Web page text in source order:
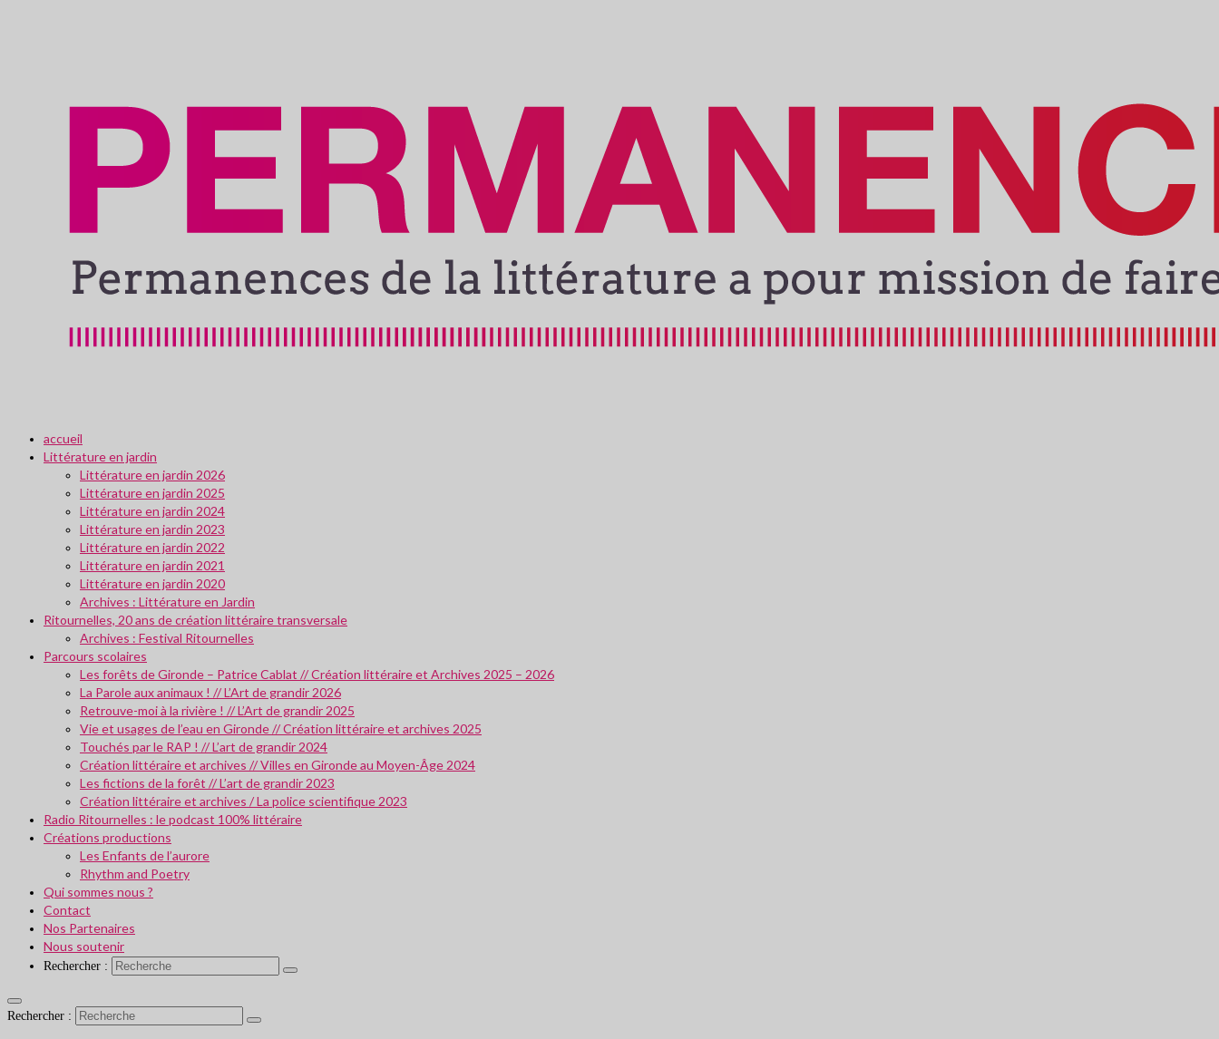
accueil
Littérature en jardin
Littérature en jardin 2026
Littérature en jardin 2025
Littérature en jardin 2024
Littérature en jardin 2023
Littérature en jardin 2022
Littérature en jardin 2021
Littérature en jardin 2020
Archives : Littérature en Jardin
Ritournelles, 20 ans de création littéraire transversale
Archives : Festival Ritournelles
Parcours scolaires
Les forêts de Gironde – Patrice Cablat // Création littéraire et Archives 2025 – 2026
La Parole aux animaux ! // L’Art de grandir 2026
Retrouve-moi à la rivière ! // L’Art de grandir 2025
Vie et usages de l’eau en Gironde // Création littéraire et archives 2025
Touchés par le RAP ! // L’art de grandir 2024
Création littéraire et archives // Villes en Gironde au Moyen-Âge 2024
Les fictions de la forêt // L’art de grandir 2023
Création littéraire et archives / La police scientifique 2023
Radio Ritournelles : le podcast 100% littéraire
Créations productions
Les Enfants de l’aurore
Rhythm and Poetry
Qui sommes nous ?
Contact
Nos Partenaires
Nous soutenir
Rechercher :
Rechercher :